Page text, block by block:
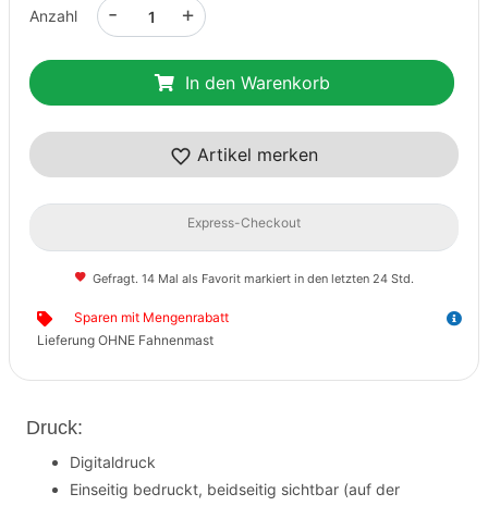
Anzahl +
-
In den Warenkorb
Artikel merken
Express-Checkout
Gefragt. 14 Mal als Favorit markiert in den letzten 24 Std.
Sparen mit Mengenrabatt
Lieferung OHNE Fahnenmast
Druck:
Digitaldruck
Einseitig bedruckt, beidseitig sichtbar (auf der